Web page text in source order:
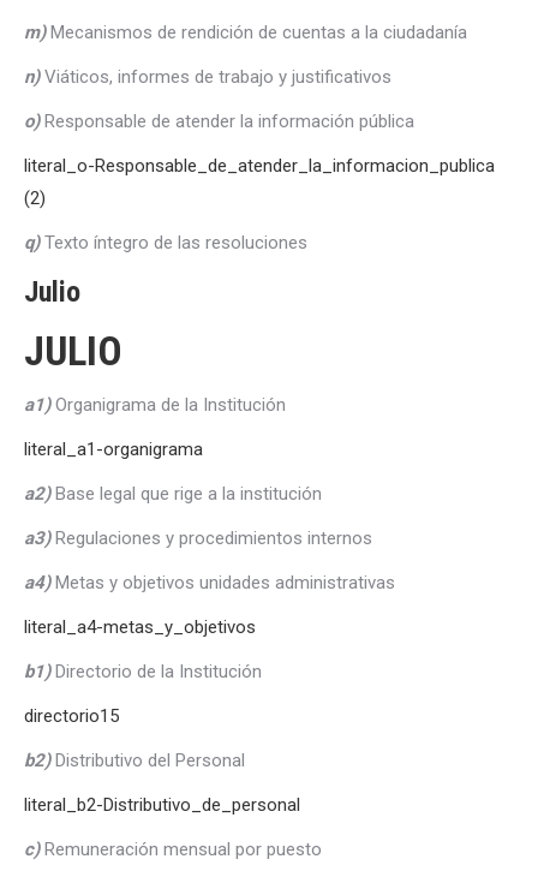
m)Mecanismos de rendición de cuentas a la ciudadanía
n)Viáticos, informes de trabajo y justificativos
o)Responsable de atender la información pública
literal_o-Responsable_de_atender_la_informacion_publica
(2)
q) Texto íntegro de las resoluciones
Julio
JULIO
a1) Organigrama de la Institución
literal_a1-organigrama
a2) Base legal que rige a la institución
a3)Regulaciones y procedimientos internos
a4)Metas y objetivos unidades administrativas
literal_a4-metas_y_objetivos
b1)Directorio de la Institución
directorio15
b2)Distributivo del Personal
literal_b2-Distributivo_de_personal
c)Remuneración mensual por puesto